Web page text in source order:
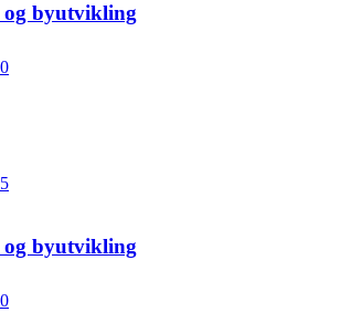
byutvikling
byutvikling